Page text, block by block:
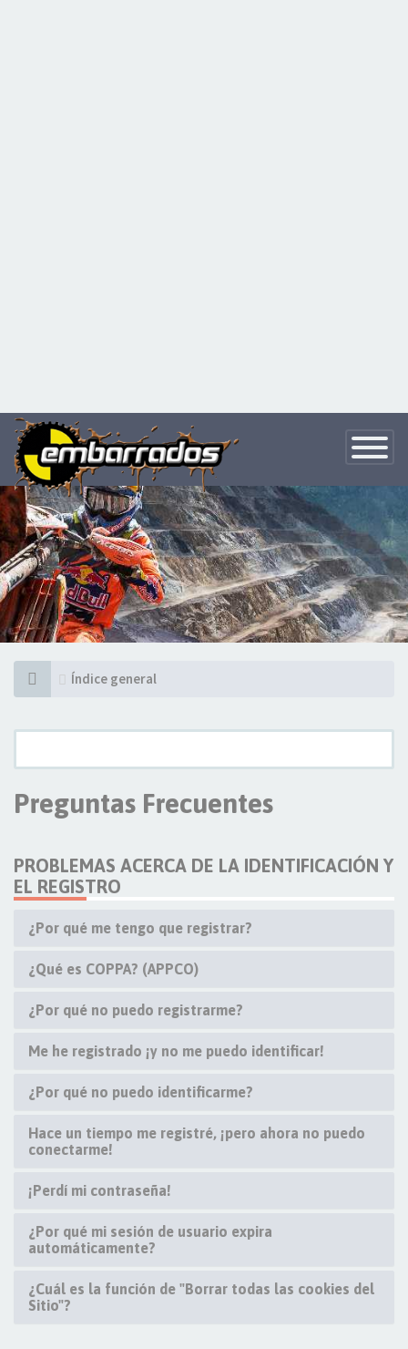
Toggle
Índice general
Preguntas Frecuentes
PROBLEMAS ACERCA DE LA IDENTIFICACIÓN Y
EL REGISTRO
¿Por qué me tengo que registrar?
¿Qué es COPPA? (APPCO)
¿Por qué no puedo registrarme?
Me he registrado ¡y no me puedo identificar!
¿Por qué no puedo identificarme?
Hace un tiempo me registré, ¡pero ahora no puedo
conectarme!
¡Perdí mi contraseña!
¿Por qué mi sesión de usuario expira
automáticamente?
¿Cuál es la función de "Borrar todas las cookies del
Sitio"?